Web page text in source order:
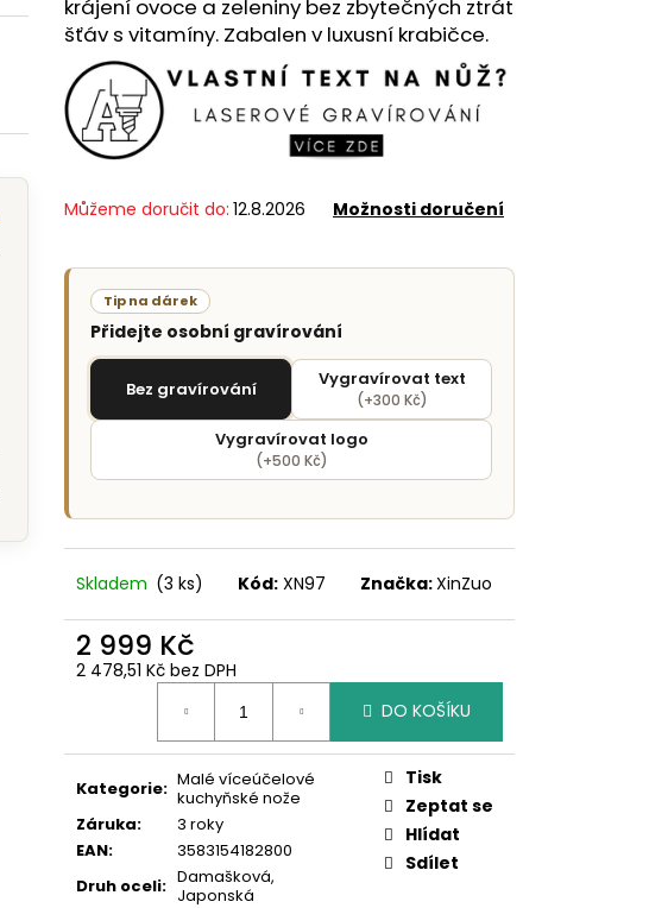
krájení ovoce a zeleniny bez zbytečných ztrát
šťáv s vitamíny. Zabalen v luxusní krabičce.
Můžeme doručit do: 12.8.2026 Možnosti doručení
Tip na dárek
Přidejte osobní gravírování
Bez gravírování Vygravírovat text
(+300 Kč)
Vygravírovat logo
(+500 Kč)
Skladem (3 ks) Kód: XN97 Značka:XinZuo
2 999 Kč
2 478,51 Kč bez DPH
DO KOŠÍKU
Kategorie: Malé víceúčelové
kuchyňské nože
Záruka:
3 roky
EAN:
3583154182800
Druh oceli: Damašková,
Japonská
Tisk
Zeptat se
Hlídat
Sdílet